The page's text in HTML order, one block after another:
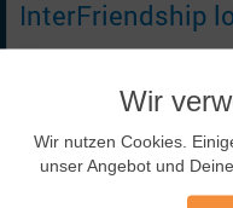
InterFriendship
Wir
Wir nutzen Cookies.
unser Angebot und